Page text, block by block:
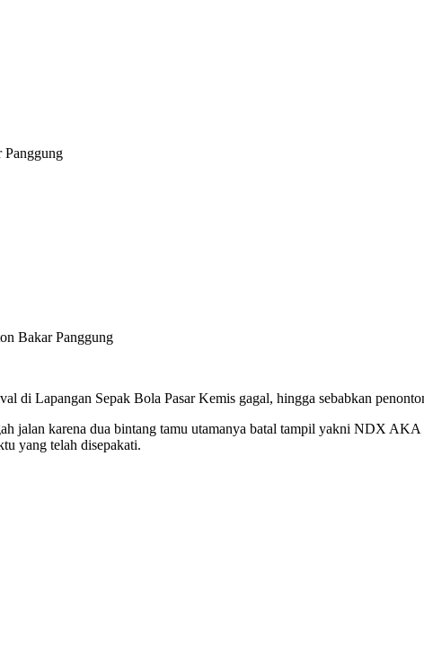
Panggung
di Lapangan Sepak Bola Pasar Kemis gagal, hingga sebabkan
jalan karena dua bintang tamu utamanya batal tampil yakni NDX
yang telah disepakati.